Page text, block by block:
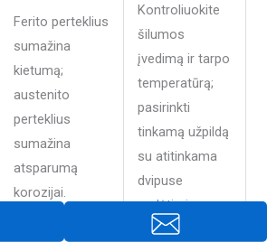
Ferito perteklius
sumažina
kietumą;
austenito
perteklius
sumažina
atsparumą
korozijai.
Kontroliuokite
šilumos
įvedimą ir tarpo
temperatūrą;
pasirinkti
tinkamą užpildą
su atitinkama
dvipuse
sudėtimi.